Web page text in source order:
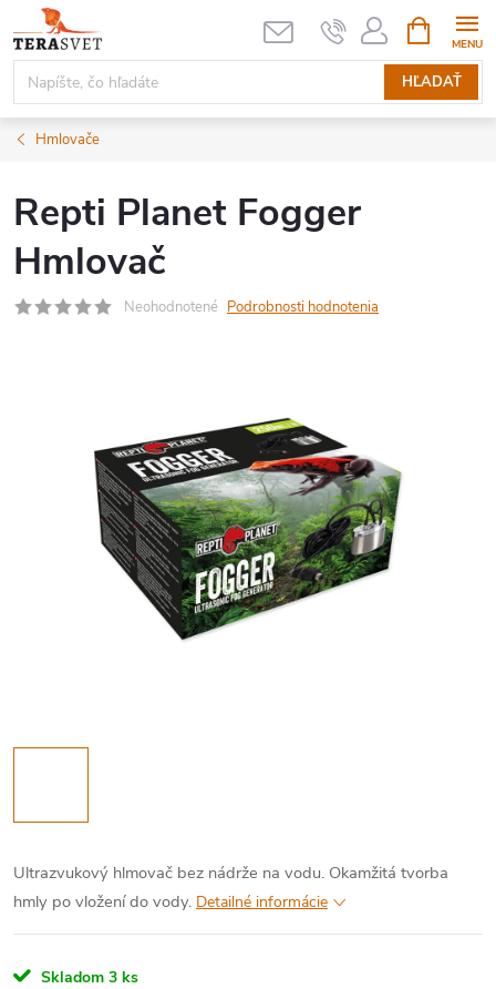
na
obsah
HĽADAŤ
KOŠÍK
Hmlovače
Repti Planet Fogger
Hmlovač
Neohodnotené Podrobnosti hodnotenia
Ultrazvukový hlmovač bez nádrže na vodu. Okamžitá tvorba
hmly po vložení do vody. Detailné informácie
Skladom 3 ks